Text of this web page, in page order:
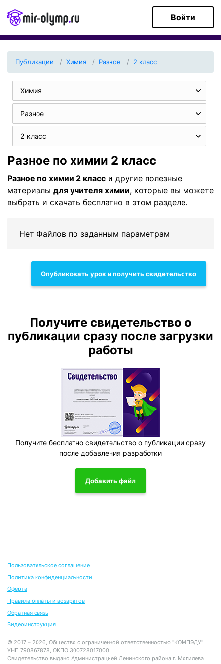
Войти
Публикации Химия Разное 2 класс
Химия
Разное
2 класс
Разное по химии 2 класс
Разное по химии 2 класс и другие полезные
материалы для учителя химии, которые вы можете
выбрать и скачать бесплатно в этом разделе.
Нет Файлов по заданным параметрам
Опубликовать урок и получить свидетельство
Получите свидетельство о
публикации сразу после загрузки
работы
Получите бесплатно свидетельство о публикации сразу
после добавления разработки
Добавить файл
Пользовательское соглашение
Политика конфиденциальности
Оферта
Правила оплаты и возвратов
Обратная связь
Видеоинструкция
© 2017 – 2026, Общество с ограниченной ответственностью "КОМПЭДУ"
УНП 790867878, ОКПО 300728017000
Свидетельство выдано Администрацией Ленинского района г. Могилева